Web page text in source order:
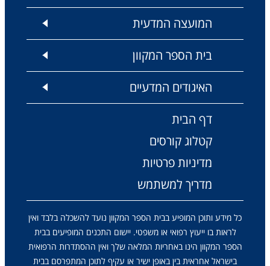
המועצה המדעית
בית הספר המקוון
האיגודים המדעיים
דף הבית
קטלוג קורסים
מדיניות פרטיות
מדריך למשתמש
כל מידע ותוכן המופיע בבית הספר המקוון נועד להשכלה בלבד ואין
לראות בו ייעוץ רפואי או משפטי. יישום התכנים המופיעים בבית
הספר המקוון הינו באחריות המלאה שלך ואין ההסתדרות הרפואית
בישראל אחראית בין באופן ישיר או עקיף לתוכן המתפרסם בבית